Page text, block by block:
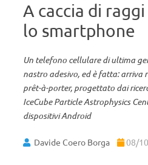
A caccia di
lo smartphone
Un telefono cellulare di ultima
nastro adesivo, ed è fatta: arriva
prêt-à-porter, progettato dai
IceCube Particle Astrophysics
dispositivi Android
Davide Coero Borga 08/